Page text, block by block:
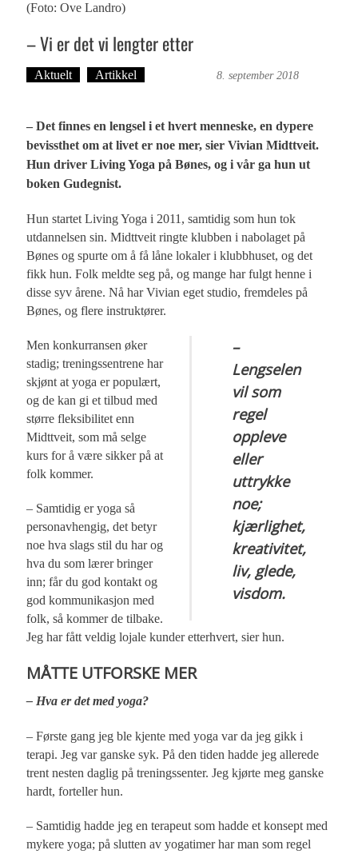
(Foto: Ove Landro)
– Vi er det vi lengter etter
Aktuelt Artikkel 8. september 2018
– Det finnes en lengsel i et hvert menneske, en dypere
bevissthet om at livet er noe mer, sier Vivian Midttveit.
Hun driver Living Yoga på Bønes, og i vår ga hun ut
boken Gudegnist.
Hun startet Living Yoga i 2011, samtidig som hun tok
utdannelsen sin. Midttveit ringte klubben i nabolaget på
Bønes og spurte om å få låne lokaler i klubbhuset, og det
fikk hun. Folk meldte seg på, og mange har fulgt henne i
disse syv årene. Nå har Vivian eget studio, fremdeles på
Bønes, og flere instruktører.
–
Lengselen
vil som
regel
oppleve
eller
uttrykke
noe;
kjærlighet,
kreativitet,
liv, glede,
visdom.
Men konkurransen øker
stadig; treningssentrene har
skjønt at yoga er populært,
og de kan gi et tilbud med
større fleksibilitet enn
Midttveit, som må selge
kurs for å være sikker på at
folk kommer.
– Samtidig er yoga så
personavhengig, det betyr
noe hva slags stil du har og
hva du som lærer bringer
inn; får du god kontakt og
god kommunikasjon med
folk, så kommer de tilbake.
Jeg har fått veldig lojale kunder etterhvert, sier hun.
MÅTTE UTFORSKE MER
– Hva er det med yoga?
– Første gang jeg ble kjente med yoga var da jeg gikk i
terapi. Jeg var ganske syk. På den tiden hadde jeg allerede
trent nesten daglig på treningssenter. Jeg kjørte meg ganske
hardt, forteller hun.
– Samtidig hadde jeg en terapeut som hadde et konsept med
mykere yoga; på slutten av yogatimer har man som regel